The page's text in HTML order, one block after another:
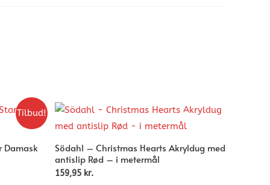
Tilbud!
Damask
Södahl – Christmas Hearts Akryldug med
antislip Rød – i metermål
159,95 kr.